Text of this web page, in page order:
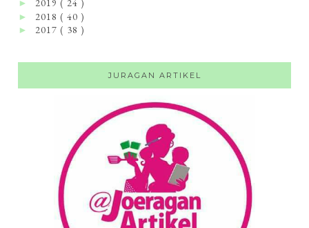
► 2019 ( 24 )
► 2018 ( 40 )
► 2017 ( 38 )
JURAGAN ARTIKEL